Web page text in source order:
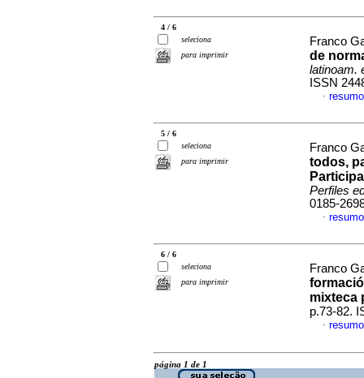
4 / 6
seleciona
para imprimir
Franco
de
latinoam.
ISSN
·
5 / 6
seleciona
para imprimir
Franco
todos,
Perfiles
0185-
·
6 / 6
seleciona
para imprimir
Franco
mixteca
p.73-82.
·
página 1 de 1